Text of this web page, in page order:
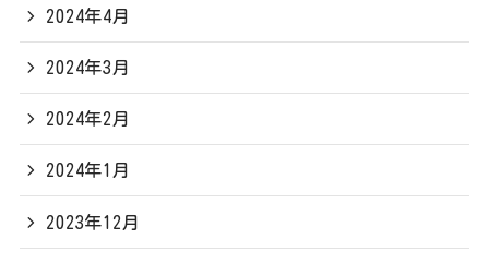
2024年4月
2024年3月
2024年2月
2024年1月
2023年12月